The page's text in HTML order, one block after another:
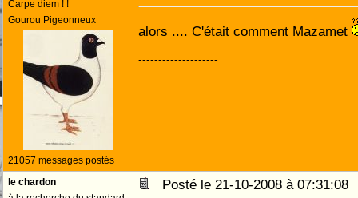
Carpe diem ! !
Gourou Pigeonneux
21057 messages postés
alors .... C'était comment Mazamet
--------------------
le chardon
Posté le 21-10-2008 à